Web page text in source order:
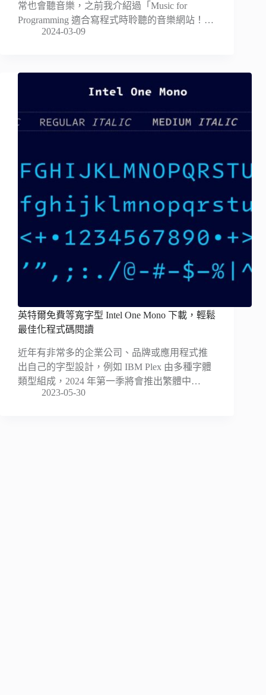
常也會聽音樂，之前我介紹過「Music for
Programming 適合寫程式時聆聽的音樂網站！…
2024-03-09
英特爾免費等寬字型 Intel One Mono 下載，輕鬆
最佳化程式碼閱讀
近年有非常多的企業公司、品牌或應用程式推
出自己的字型設計，例如 IBM Plex 由多種字體
類型組成，2024 年第一季將會推出繁體中…
2023-05-30